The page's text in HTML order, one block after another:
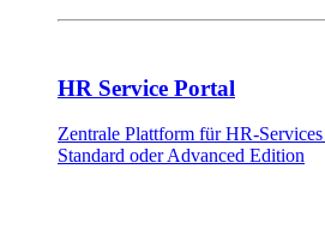
HR Service Portal
Zentrale Plattform für HR-
Standard oder Advanced Edition